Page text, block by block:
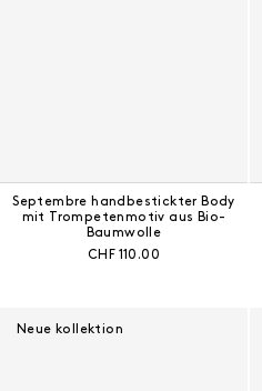
Septembre handbestickter Body
mit Trompetenmotiv aus Bio-
Baumwolle
Aktueller Preis:
CHF 110.00
Neue kollektion